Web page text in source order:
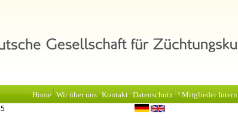
Home Wir über uns Kontakt Datenschutz ! Mitglieder Intern